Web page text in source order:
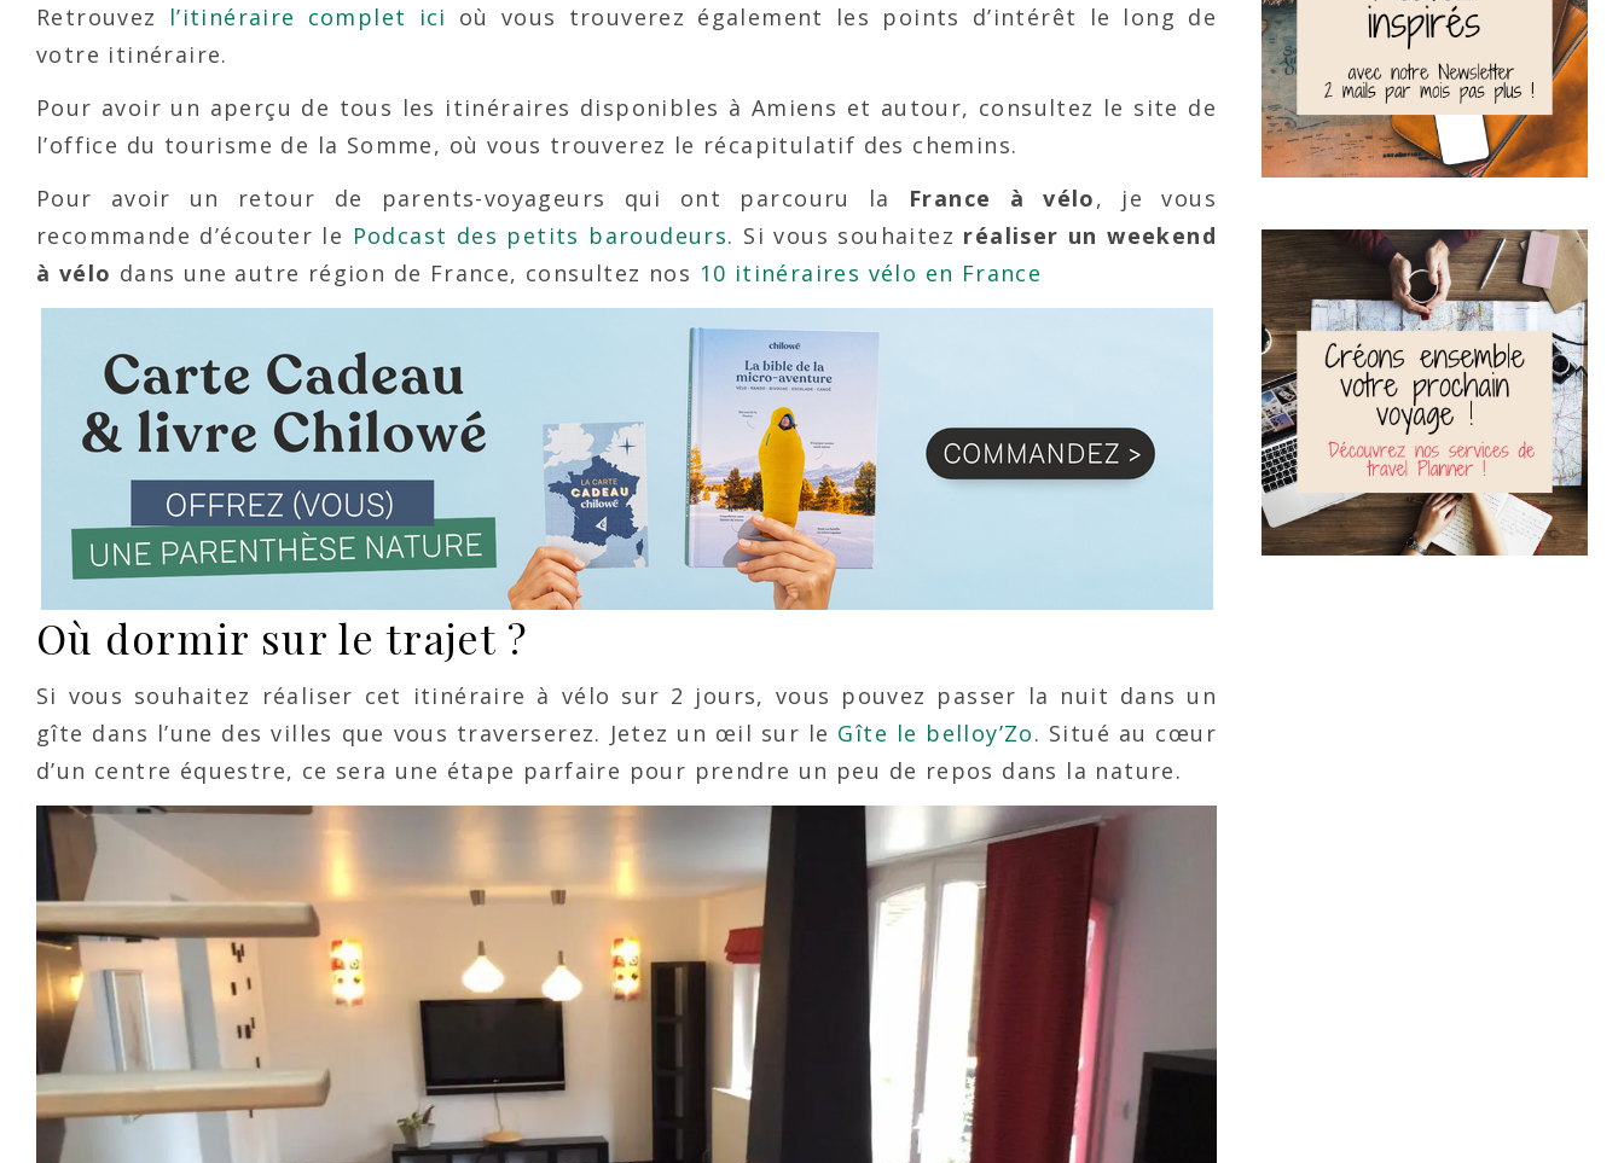
Retrouvez l’itinéraire complet ici où vous trouverez également les points d’intérêt le long de
votre itinéraire.
Pour avoir un aperçu de tous les itinéraires disponibles à Amiens et autour, consultez le site de
l’office du tourisme de la Somme, où vous trouverez le récapitulatif des chemins.
Pour avoir un retour de parents-voyageurs qui ont parcouru la France à vélo, je vous
recommande d’écouter le Podcast des petits baroudeurs. Si vous souhaitez réaliser un weekend
à vélo dans une autre région de France, consultez nos 10 itinéraires vélo en France
Où dormir sur le trajet ?
Si vous souhaitez réaliser cet itinéraire à vélo sur 2 jours, vous pouvez passer la nuit dans un
gîte dans l’une des villes que vous traverserez. Jetez un œil sur le Gîte le belloy’Zo. Situé au cœur
d’un centre équestre, ce sera une étape parfaire pour prendre un peu de repos dans la nature.